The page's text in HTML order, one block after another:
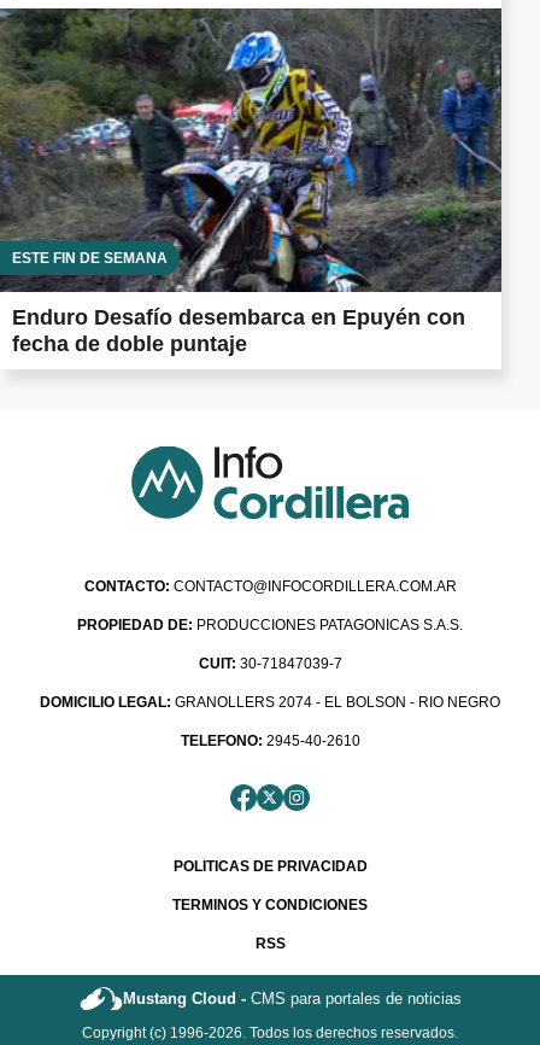
ESTE FIN DE SEMANA
Enduro Desafío desembarca en Epuyén con
fecha de doble puntaje
CONTACTO: CONTACTO@INFOCORDILLERA.COM.AR
PROPIEDAD DE: PRODUCCIONES PATAGONICAS S.A.S.
CUIT: 30-71847039-7
DOMICILIO LEGAL: GRANOLLERS 2074 - EL BOLSON - RIO NEGRO
TELEFONO: 2945-40-2610
POLITICAS DE PRIVACIDAD
TERMINOS Y CONDICIONES
RSS
Mustang Cloud -CMS para portales de noticias
Copyright (c) 1996-2026. Todos los derechos reservados.